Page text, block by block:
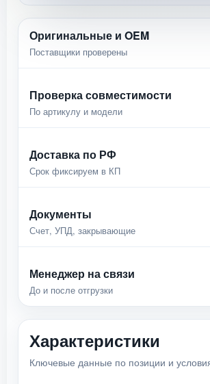
Оригинальные и OEM
Поставщики проверены
Проверка совместимости
По артикулу и модели
Доставка по РФ
Срок фиксируем в КП
Документы
Счет, УПД, закрывающие
Менеджер на связи
До и после отгрузки
Характеристики
Ключевые данные по позиции и